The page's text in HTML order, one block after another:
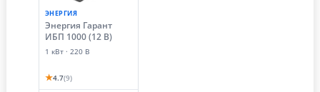
ЭНЕРГИЯ
Энергия Гарант
ИБП 1000 (12 В)
1 кВт · 220 В
★4.7(9)